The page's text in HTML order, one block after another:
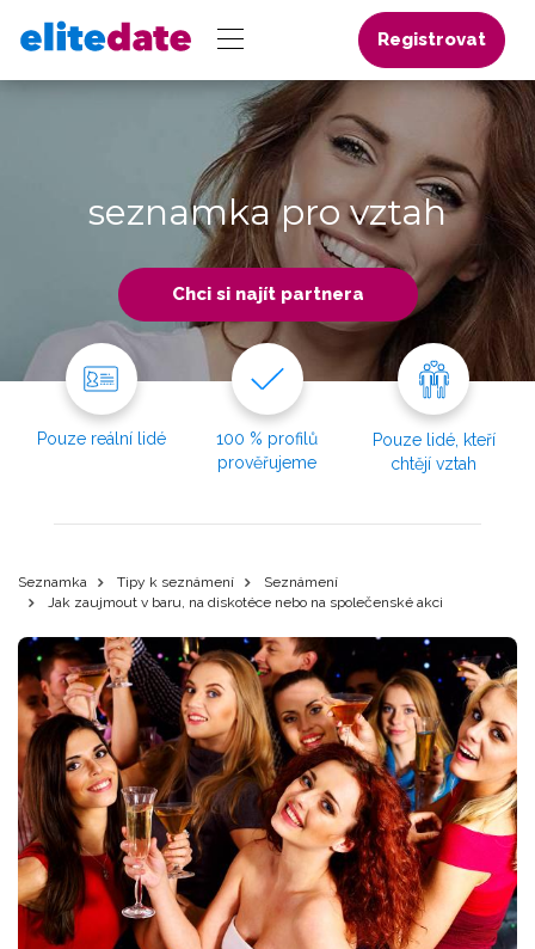
Registrovat
seznamka pro vztah
Chci si najít partnera
Pouze reální lidé
100 % profilů
prověřujeme
Pouze lidé, kteří
chtějí vztah
Seznamka Tipy k seznámení
Seznámení
Jak zaujmout v baru, na diskotéce nebo na společenské akci